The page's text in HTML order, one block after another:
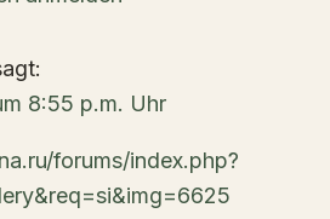
8:55 p.m. Uhr
forums/index.php?